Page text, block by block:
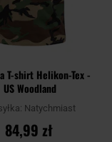
T-shirt Helikon-Tex -
US Woodland
Natychmiast
84,99 zł